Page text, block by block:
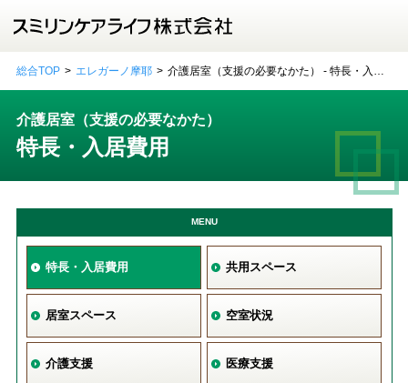
総合TOP エレガーノ摩耶
介護居室（支援の必要なかた） - 特長・入居
介護居室（支援の必要なかた）
特長・入居費用
MENU
特長・入居費用 共用スペース
居室スペース 空室状況
介護支援 医療支援